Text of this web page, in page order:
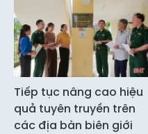
Tiếp tục nâng cao hiệu
quả tuyên truyền trên
các địa bàn biên giới